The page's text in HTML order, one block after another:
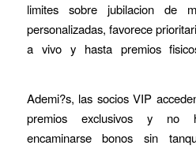
limites sobre jubilacion de
personalizadas, favorece
a vivo y hasta premios
Ademi?s, las socios VIP
premios exclusivos y no
encaminarse bonos sin